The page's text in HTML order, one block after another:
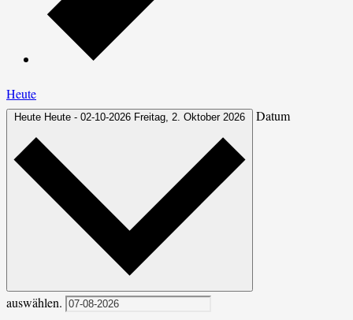
Heute
Heute Heute - 02-10-2026 Freitag, 2. Oktober 2026 Datum
auswählen.